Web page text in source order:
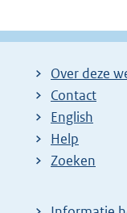
Over deze
Contact
English
Help
Zoeken